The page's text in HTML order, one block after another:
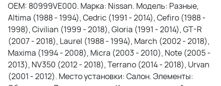
OEM: 80999VE000. Марка: Nissan. Модель: Разные,
Altima (1988 - 1994), Cedric (1991 - 2014), Cefiro (1988 -
1998), Civilian (1999 - 2018), Gloria (1991 - 2014), GT-R
(2007 - 2018), Laurel (1988 - 1994), March (2002 - 2018),
Maxima (1994 - 2008), Micra (2003 - 2010), Note (2005 -
2013), NV350 (2012 - 2018), Terrano (2014 - 2018), Urvan
(2001 - 2012). Место установки: Салон. Элементы: